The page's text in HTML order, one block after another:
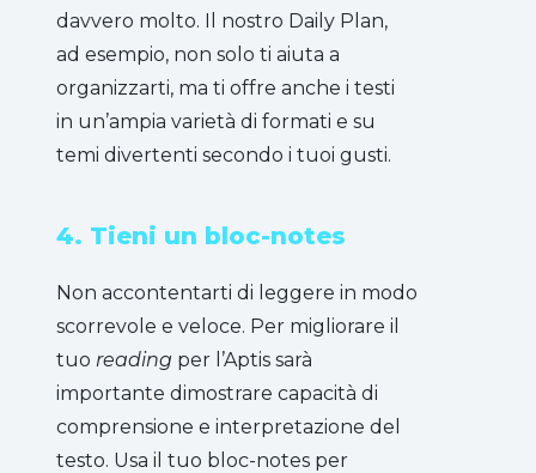
davvero molto. Il nostro Daily Plan,
ad esempio, non solo ti aiuta a
organizzarti, ma ti offre anche i testi
in un’ampia varietà di formati e su
temi divertenti secondo i tuoi gusti.
4. Tieni un bloc-notes
Non accontentarti di leggere in modo
scorrevole e veloce. Per migliorare il
tuo reading per l’Aptis sarà
importante dimostrare capacità di
comprensione e interpretazione del
testo. Usa il tuo bloc-notes per